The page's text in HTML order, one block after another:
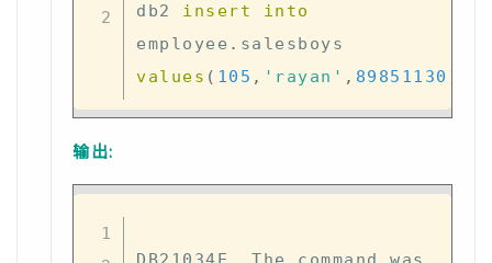
db2 insert
into
employee .
values ( 105 , 'rayan' , 89851130 )
输出: